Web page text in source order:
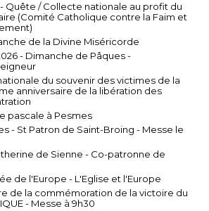
Quête / Collecte nationale au profit du
(Comité Catholique contre la Faim et
de la Divine Miséricorde
- Dimanche de Pâques -
du souvenir des victimes de la
anniversaire de la libération des
pascale à Pesmes
- St Patron de Saint-Broing - Messe le
de Sienne - Co-patronne de
de l'Europe - L'Eglise et l'Europe
de la commémoration de la victoire du
- Messe à 9h30